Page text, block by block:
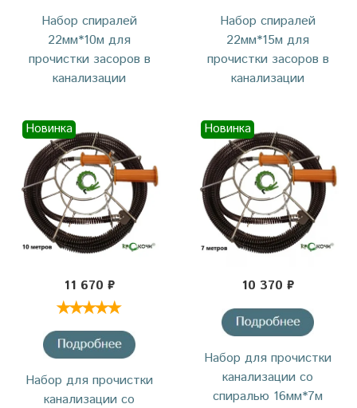
Набор спиралей
22мм*10м для
прочистки засоров в
канализации
Набор спиралей
22мм*15м для
прочистки засоров в
канализации
Новинка
11 670 ₽
Набор для прочистки
канализации со
Новинка
10 370 ₽
Набор для прочистки
канализации со
спиралью 16мм*7м